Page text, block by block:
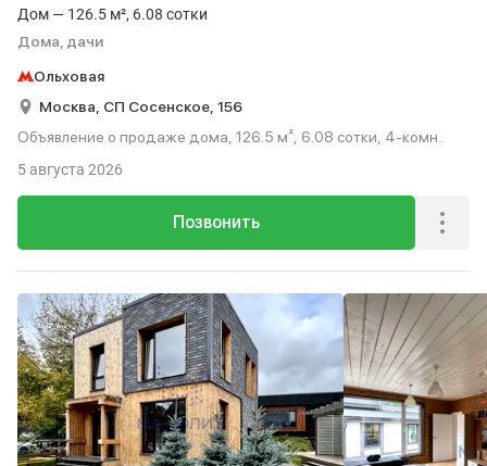
Дом — 126.5 м², 6.08 сотки
Дома, дачи
Ольховая
Москва, СП Сосенское, 156
Объявление о продаже дома, 126.5 м², 6.08 сотки, 4-комн..
Позвонить
5 августа 2026